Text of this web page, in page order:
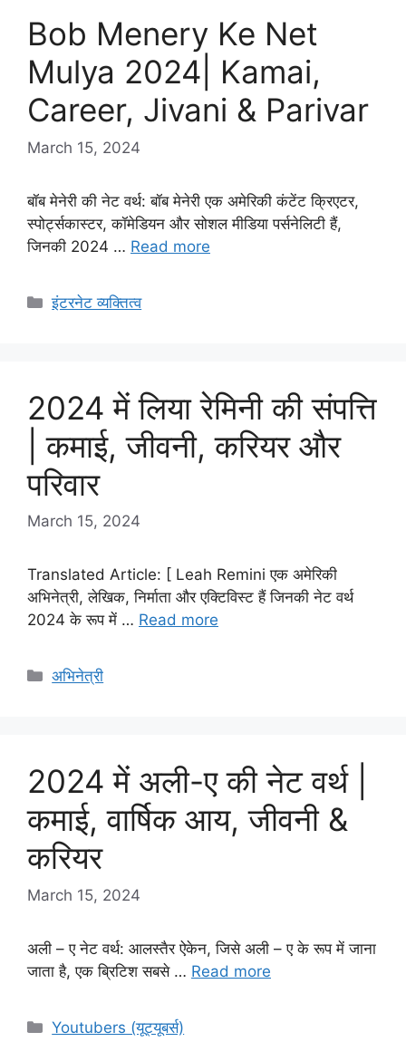
Bob Menery Ke Net
Mulya 2024| Kamai,
Career, Jivani & Parivar
March 15, 2024
बॉब मेनेरी की नेट वर्थ: बॉब मेनेरी एक अमेरिकी कंटेंट क्रिएटर,
स्पोर्ट्सकास्टर, कॉमेडियन और सोशल मीडिया पर्सनेलिटी हैं,
जिनकी 2024 … Read more
Categories
इंटरनेट व्यक्तित्व
2024 में लिया रेमिनी की संपत्ति
| कमाई, जीवनी, करियर और
परिवार
March 15, 2024
Translated Article: [ Leah Remini एक अमेरिकी
अभिनेत्री, लेखिक, निर्माता और एक्टिविस्ट हैं जिनकी नेट वर्थ
2024 के रूप में … Read more
Categories
अभिनेत्री
2024 में अली-ए की नेट वर्थ |
कमाई, वार्षिक आय, जीवनी &
करियर
March 15, 2024
अली – ए नेट वर्थ: आलस्तैर ऐकेन, जिसे अली – ए के रूप में जाना
जाता है, एक ब्रिटिश सबसे … Read more
Categories
Youtubers (यूट्यूबर्स)